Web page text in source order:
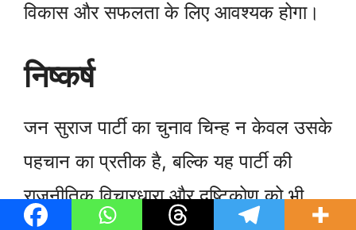
विकास और सफलता के लिए आवश्यक होगा।
निष्कर्ष
जन सुराज पार्टी का चुनाव चिन्ह न केवल उसके
पहचान का प्रतीक है, बल्कि यह पार्टी की
राजनीतिक विचारधारा और दृष्टिकोण को भी